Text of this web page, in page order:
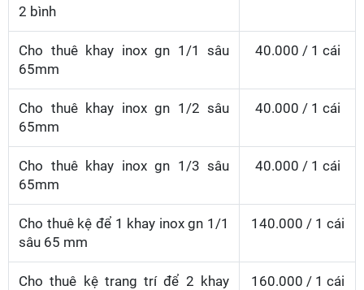
2 bình
Cho thuê khay inox gn 1/1 sâu
65mm
40.000 / 1 cái
Cho thuê khay inox gn 1/2 sâu
65mm
40.000 / 1 cái
Cho thuê khay inox gn 1/3 sâu
65mm
40.000 / 1 cái
Cho thuê kệ để 1 khay inox gn 1/1
sâu 65 mm
140.000 / 1 cái
Cho thuê kệ trang trí để 2 khay
160.000 / 1 cái